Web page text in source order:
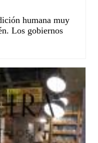
humana muy
Los gobiernos